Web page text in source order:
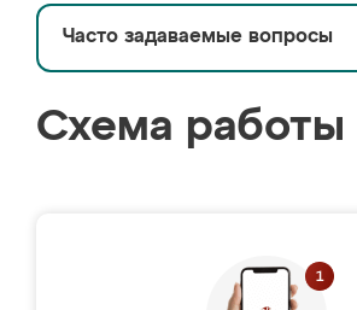
Часто задаваемые вопросы
Схема работы